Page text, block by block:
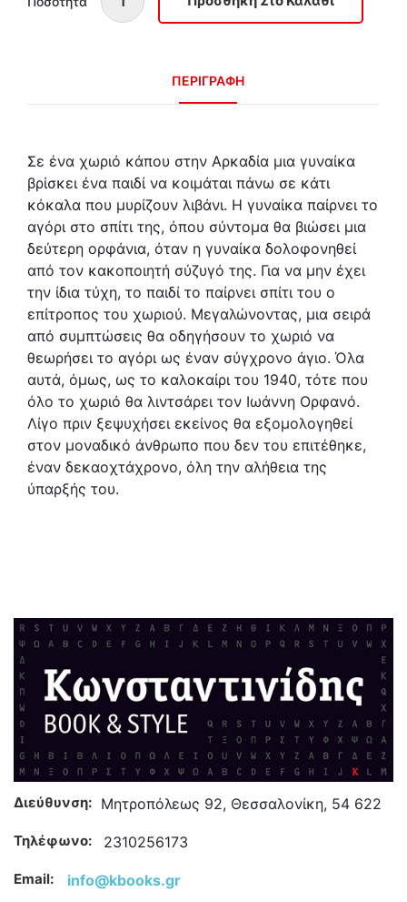
ΠΕΡΙΓΡΑΦΗ
Σε ένα χωριό κάπου στην Αρκαδία μια γυναίκα
βρίσκει ένα παιδί να κοιμάται πάνω σε κάτι
κόκαλα που μυρίζουν λιβάνι. Η γυναίκα παίρνει το
αγόρι στο σπίτι της, όπου σύντομα θα βιώσει μια
δεύτερη ορφάνια, όταν η γυναίκα δολοφονηθεί
από τον κακοποιητή σύζυγό της. Για να μην έχει
την ίδια τύχη, το παιδί το παίρνει σπίτι του ο
επίτροπος του χωριού. Μεγαλώνοντας, μια σειρά
από συμπτώσεις θα οδηγήσουν το χωριό να
θεωρήσει το αγόρι ως έναν σύγχρονο άγιο. Όλα
αυτά, όμως, ως το καλοκαίρι του 1940, τότε που
όλο το χωριό θα λιντσάρει τον Ιωάννη Ορφανό.
Λίγο πριν ξεψυχήσει εκείνος θα εξομολογηθεί
στον μοναδικό άνθρωπο που δεν του επιτέθηκε,
έναν δεκαοχτάχρονο, όλη την αλήθεια της
ύπαρξής του.
Διεύθυνση: Μητροπόλεως 92, Θεσσαλονίκη, 54 622
Τηλέφωνο: 2310256173
Email: info@kbooks.gr